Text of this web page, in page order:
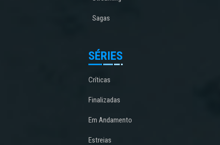
Sagas
SÉRIES
Críticas
Finalizadas
Em Andamento
Estreias